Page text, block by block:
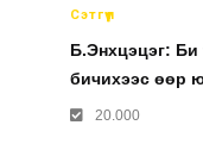
Сэтгүүл
Б.Энхцэцэг: Би
бичихээс өөр
20.000